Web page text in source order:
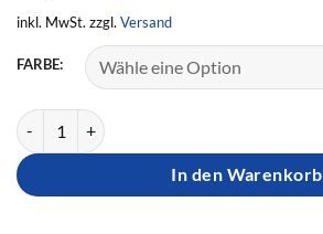
inkl. MwSt. zzgl. Versand
FARBE:
TIBHAR Netz Hobby Clip Menge
In den Warenkorb